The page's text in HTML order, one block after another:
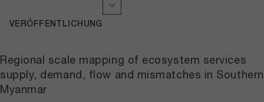
Regional scale mapping of ecosystem services
supply, demand, flow and mismatches in Southern
Myanmar
VERÖFFENTLICHUNG